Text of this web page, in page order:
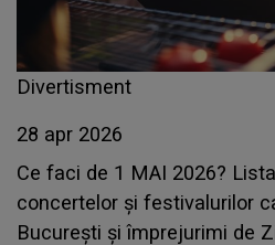
Divertisment
28 apr 2026
Ce faci de 1 MAI 2026?
concertelor și festivalurilor
București și împrejurimi de